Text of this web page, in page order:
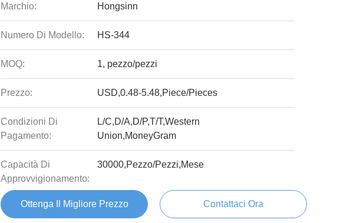
Marchio: Hongsinn
Numero Di Modello: HS-344
MOQ: 1, pezzo/pezzi
Prezzo: USD,0.48-5.48,Piece/Pieces
Condizioni Di
Pagamento:
L/C,D/A,D/P,T/T,Western
Union,MoneyGram
Capacità Di
Approvvigionamento:
30000,Pezzo/Pezzi,Mese
Ottenga Il Migliore Prezzo Contattaci Ora